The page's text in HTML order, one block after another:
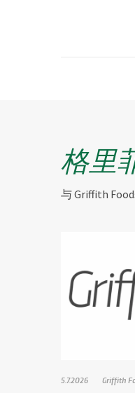
格里
与 Griffith
5.7.2026 Griffith